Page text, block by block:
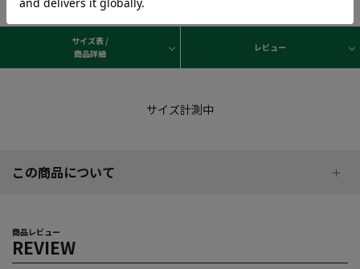
サイズ表 /
商品詳細
レビュー
サイズ計測中
この商品について
商品レビュー
REVIEW